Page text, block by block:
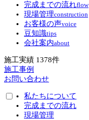
完成までの流れflow
現場管理construction
お客様の声voice
豆知識tips
会社案内about
施工実績 1378件
施工事例
お問い合わせ
私たちについて
完成までの流れ
現場管理